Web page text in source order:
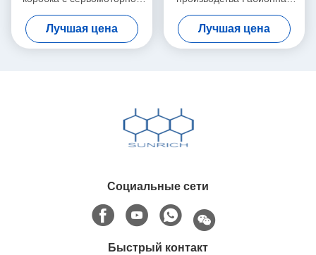
системой управления и
скоростью производства 30
отверстий/мин
Лучшая цена
коробка Машина 22KW /
30KW Мощность для
производства
Лучшая цена
Социальные сети
Быстрый контакт